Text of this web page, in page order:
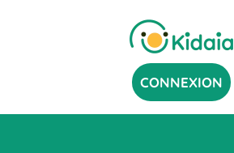
CONNEXION